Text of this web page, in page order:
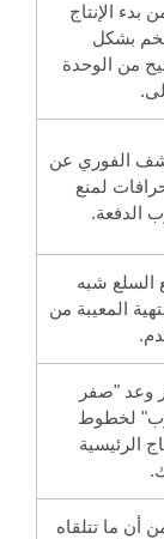
بدء الإنتاج
بشكل
من الوحدة
الفوري عن
لمنع
الدفعة.
السلع شبه
المعيبة من
وعد "صفر
لخطوط
الرئيسية
أن ما تتلقاه